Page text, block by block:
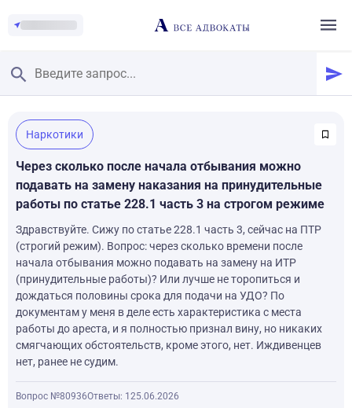
Главная
/
Смотреть заданные вопросы
/
Задать вопрос
Наркотики
Через сколько после начала отбывания можно
подавать на замену наказания на принудительные
работы по статье 228.1 часть 3 на строгом режиме
Здравствуйте. Сижу по статье 228.1 часть 3, сейчас на ПТР
(строгий режим). Вопрос: через сколько времени после
начала отбывания можно подавать на замену на ИТР
(принудительные работы)? Или лучше не торопиться и
дождаться половины срока для подачи на УДО? По
документам у меня в деле есть характеристика с места
работы до ареста, и я полностью признал вину, но никаких
смягчающих обстоятельств, кроме этого, нет. Иждивенцев
нет, ранее не судим.
Вопрос №80936Ответы: 1 25.06.2026